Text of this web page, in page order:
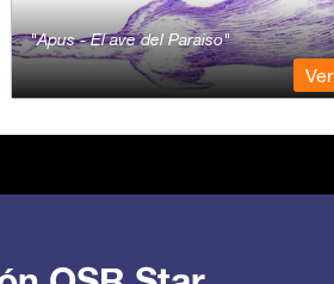
Apus - El ave del Paraiso
Ver